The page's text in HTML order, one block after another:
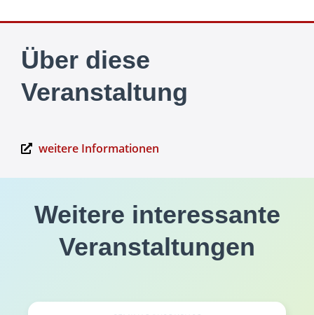
Über diese
Veranstaltung
weitere Informationen
Weitere interessante
Veranstaltungen